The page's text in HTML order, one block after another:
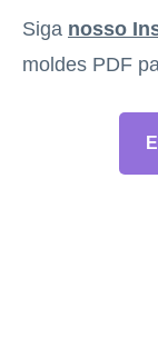
Siga nosso
moldes PDF